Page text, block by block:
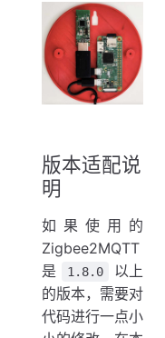
版本适配说
明
如果使用的
Zigbee2MQTT
是
1.8.0
以上
的版本，需要对
代码进行一点小